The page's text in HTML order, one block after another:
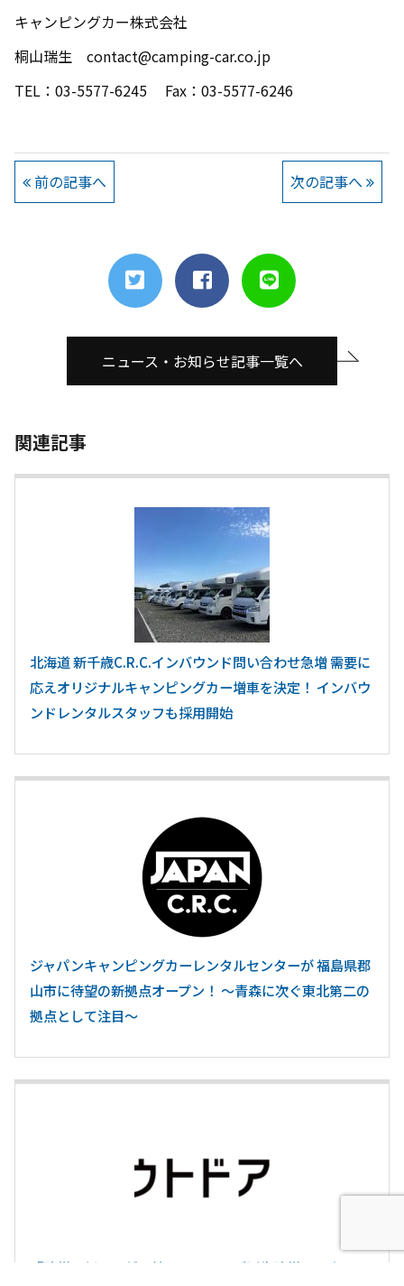
キャンピングカー株式会社
桐山瑞生 contact@camping-car.co.jp
TEL：03-5577-6245 Fax ： 03-5577-6246
前の記事へ 次の記事へ
ニュース・お知らせ記事一覧へ
関連記事
北海道 新千歳C.R.C.インバウンド問い合わせ急増 需要に
応えオリジナルキャンピングカー増車を決定！ インバウ
ンドレンタルスタッフも採用開始
ジャパンキャンピングカーレンタルセンターが 福島県郡
山市に待望の新拠点オープン！ ～青森に次ぐ東北第二の
拠点として注目～
『防災の新・三種の神器セット』が誕生防災・アウトド